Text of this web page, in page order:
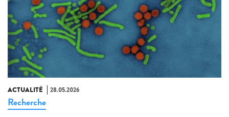
ACTUALITÉ 28.05.2026
Recherche